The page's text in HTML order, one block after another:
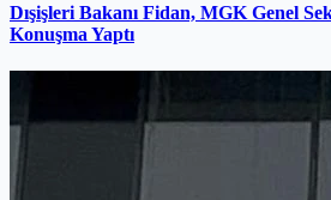
Dışişleri Bakanı Fidan, MGK Genel
Konuşma Yaptı